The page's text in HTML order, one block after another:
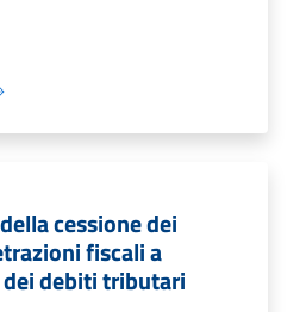
cessione dei
fiscali a
debiti tributari